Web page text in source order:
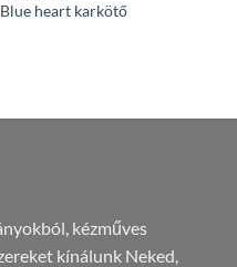
Blue heart karkötő
kézműves
kínálunk Neked,